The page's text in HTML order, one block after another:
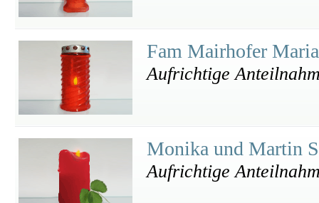
Fam Mairhofer
Aufrichtige
Monika und Martin
Aufrichtige